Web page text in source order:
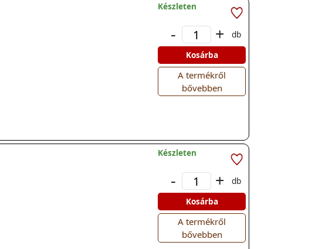
Készleten
- +
db
Kosárba
A termékről
bővebben
Készleten
- +
db
Kosárba
A termékről
bővebben